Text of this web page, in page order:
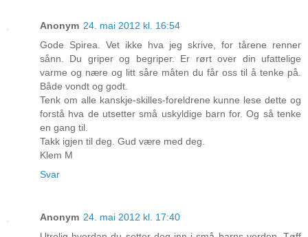
Anonym 24. mai 2012 kl. 16:54
Gode Spirea. Vet ikke hva jeg skrive, for tårene renner
sånn. Du griper og begriper. Er rørt over din ufattelige
varme og nære og litt såre måten du får oss til å tenke på.
Både vondt og godt.
Tenk om alle kanskje-skilles-foreldrene kunne lese dette og
forstå hva de utsetter små uskyldige barn for. Og så tenke
en gang til.
Takk igjen til deg. Gud være med deg.
Klem M
Svar
Anonym 24. mai 2012 kl. 17:40